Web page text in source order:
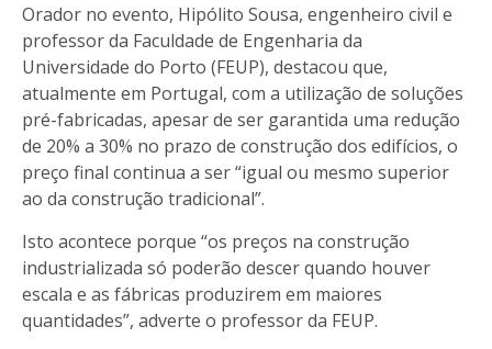
Orador no evento, Hipólito Sousa, engenheiro civil e
professor da Faculdade de Engenharia da
Universidade do Porto (FEUP), destacou que,
atualmente em Portugal, com a utilização de soluções
pré-fabricadas, apesar de ser garantida uma redução
de 20% a 30% no prazo de construção dos edifícios, o
preço final continua a ser “igual ou mesmo superior
ao da construção tradicional”.
Isto acontece porque “os preços na construção
industrializada só poderão descer quando houver
escala e as fábricas produzirem em maiores
quantidades”, adverte o professor da FEUP.